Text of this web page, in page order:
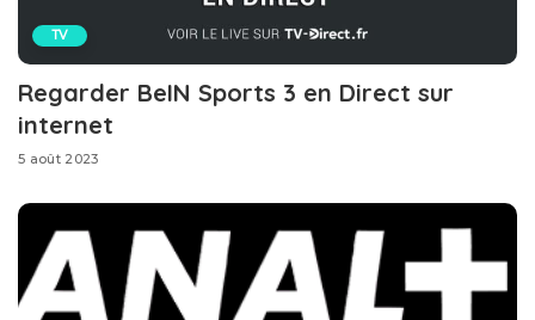
TV
Regarder BeIN Sports 3 en Direct sur
internet
5 août 2023